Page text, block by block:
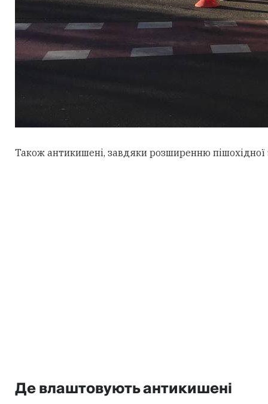
Також антикишені, завдяки розширенню
Де влаштовують антикишені